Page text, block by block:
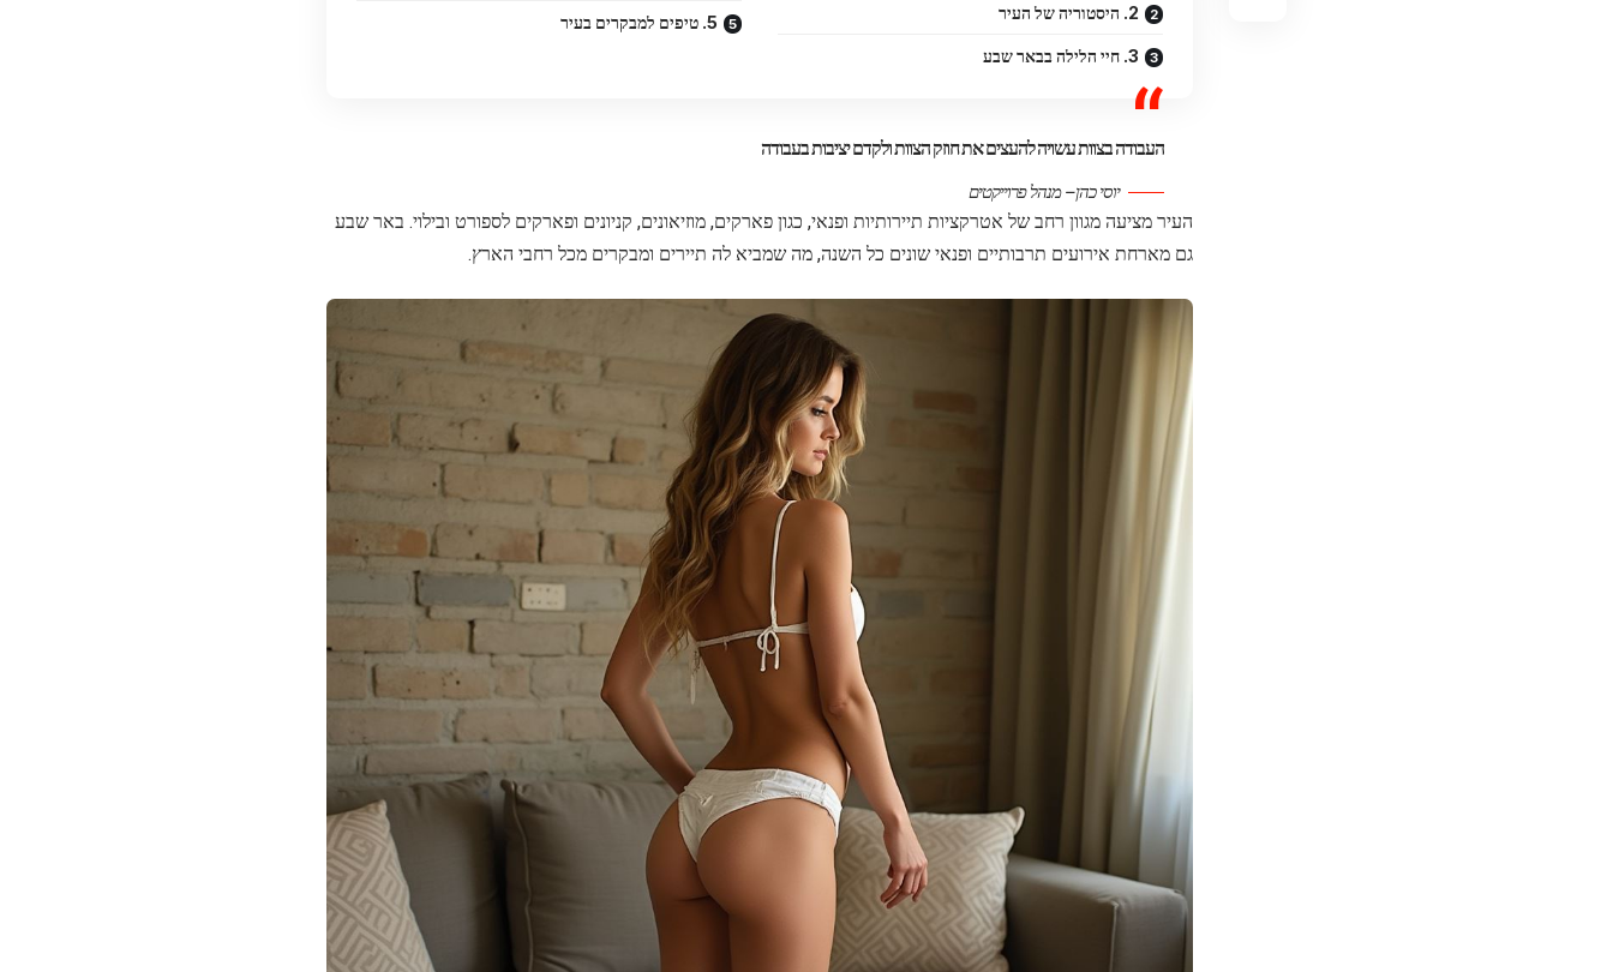
2. היסטוריה של העיר
3. חיי הלילה בבאר שבע
5. טיפים למבקרים בעיר
העבודה בצוות עשויה להעצים את חוזק הצוות ולקדם יציבות בעבודה
יוסי כהן – מנהל פרוייקטים
העיר מציעה מגוון רחב של אטרקציות תיירותיות ופנאי, כגון פארקים, מוזיאונים, קניונים ופארקים לספורט ובילוי. באר שבע
גם מארחת אירועים תרבותיים ופנאי שונים כל השנה, מה שמביא לה תיירים ומבקרים מכל רחבי הארץ.